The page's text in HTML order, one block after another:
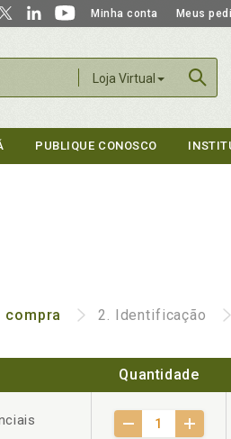
Minha conta Meus
Loja Virtual
PUBLIQUE CONOSCO
compra 2. Identificação
Quantidade